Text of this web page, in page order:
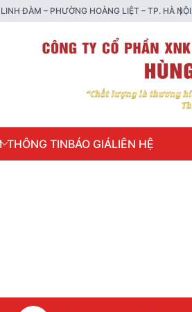
ĐÀM – PHƯỜNG HOÀNG LIỆT – TP. HÀ NỘI
THÔNG TINBÁO GIÁLIÊN HỆ